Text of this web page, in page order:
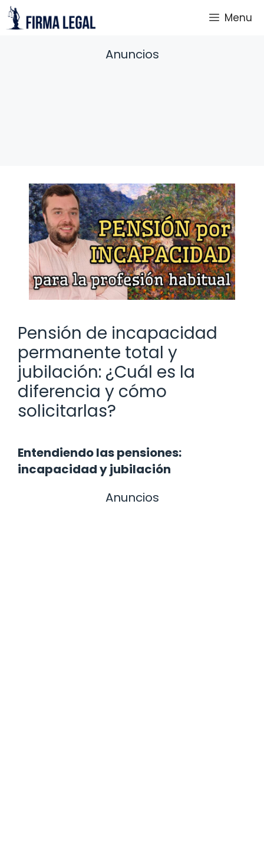
Saltar
al
Menu
Anuncios
Pensión de incapacidad
permanente total y
jubilación: ¿Cuál es la
diferencia y cómo
solicitarlas?
Entendiendo las pensiones:
incapacidad y jubilación
Anuncios